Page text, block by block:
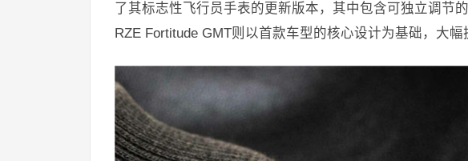
了其标志性飞行员手表的更新版本，其中包含可独立调节
RZE Fortitude GMT则以首款车型的核心设计为基础，大幅